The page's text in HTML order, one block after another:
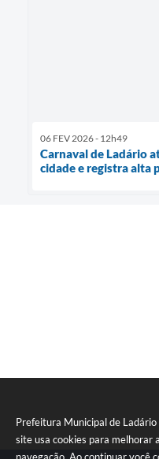
Prefeitura Municipal de Ladário
site usa cookies para melhorar
06 FEV 2026 - 12h49
Carnaval de Ladário
cidade e registra alta